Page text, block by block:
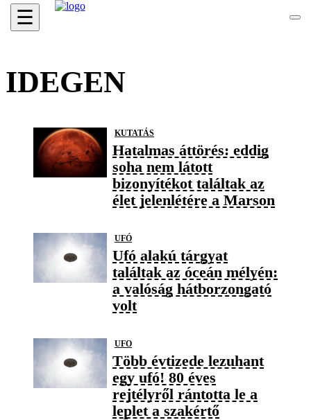
☰
IDEGEN
KUTATÁS
Hatalmas áttörés: eddig
soha nem látott
bizonyítékot találtak az
élet jelenlétére a Marson
UFÓ
Ufó alakú tárgyat
találtak az óceán mélyén:
a valóság hátborzongató
volt
UFO
Több évtizede lezuhant
egy ufó! 80 éves
rejtélyről rántotta le a
leplet a szakértő